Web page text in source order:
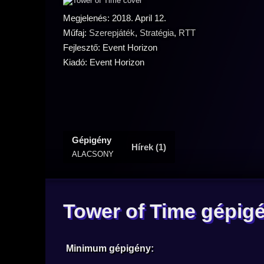
Megjelenés: 2018. April 12.
Műfaj: Szerepjáték, Stratégia, RTT
Fejlesztő: Event Horizon
Kiadó: Event Horizon
Gépigény
ALACSONY
Hírek (1)
Tower of Time
Minimum gépigény: